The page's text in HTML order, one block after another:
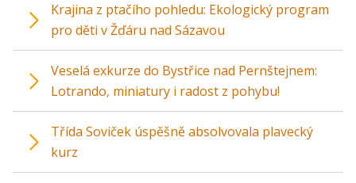
Krajina z ptačího pohledu: Ekologický program
pro děti v Žďáru nad Sázavou
Veselá exkurze do Bystřice nad Pernštejnem:
Lotrando, miniatury i radost z pohybu!
Třída Soviček úspěšně absolvovala plavecký
kurz